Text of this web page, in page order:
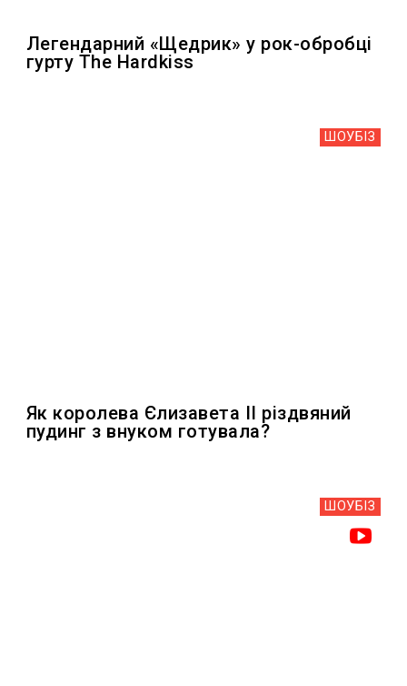
Легендарний «Щедрик» у рок-обробці
гурту The Hardkiss
ШОУБIЗ
Як королева Єлизавета II різдвяний
пудинг з внуком готувала?
ШОУБIЗ